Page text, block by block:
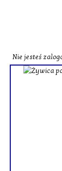
Nie jesteś